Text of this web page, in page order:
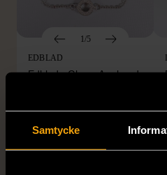
Samtycke
1/5
EDBLAD
Edblad - Glow - Armband